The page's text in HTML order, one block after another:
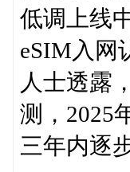
低调上线
eSIM入网
人士透露
测，2025
三年内逐